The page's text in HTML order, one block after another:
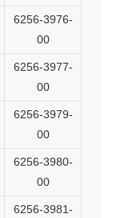
6256-3976-
00
6256-3977-
00
6256-3979-
00
6256-3980-
00
6256-3981-